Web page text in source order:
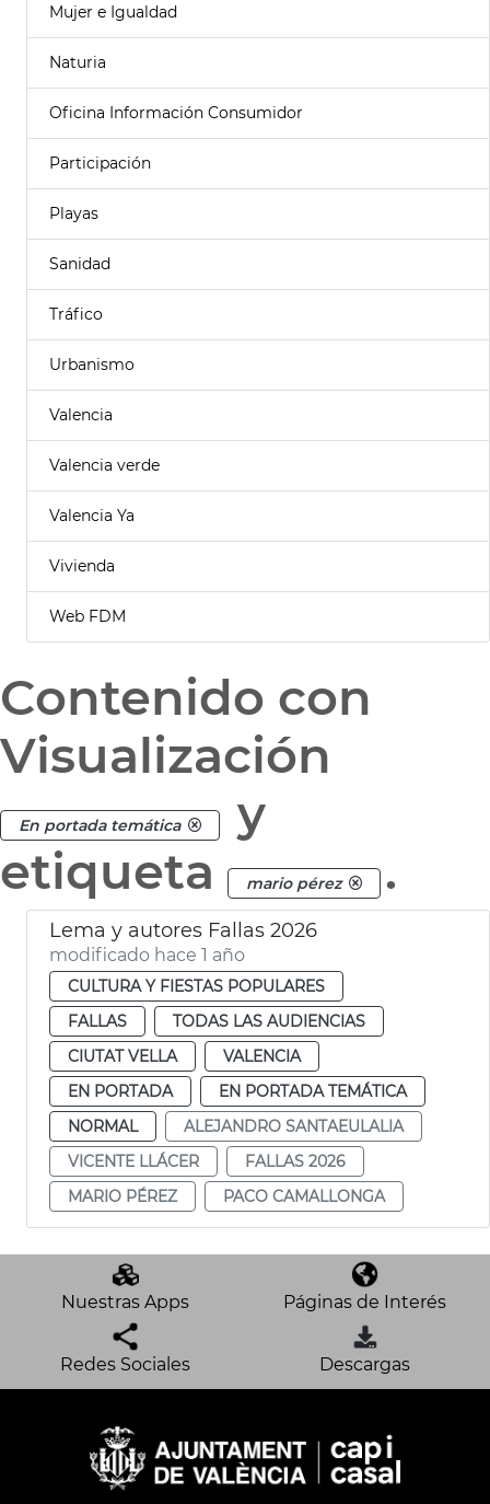
Mujer e Igualdad
Naturia
Oficina Información Consumidor
Participación
Playas
Sanidad
Tráfico
Urbanismo
Valencia
Valencia verde
Valencia Ya
Vivienda
Web FDM
Contenido con
Visualización
En portada temática
y
etiqueta
mario pérez .
Lema y autores Fallas 2026
modificado hace 1 año
CULTURA Y FIESTAS POPULARES
FALLAS
TODAS LAS AUDIENCIAS
CIUTAT VELLA
VALENCIA
EN PORTADA
EN PORTADA TEMÁTICA
NORMAL
ALEJANDRO SANTAEULALIA
VICENTE LLÁCER
FALLAS 2026
MARIO PÉREZ
PACO CAMALLONGA
Nuestras Apps Páginas de Interés
Redes Sociales Descargas